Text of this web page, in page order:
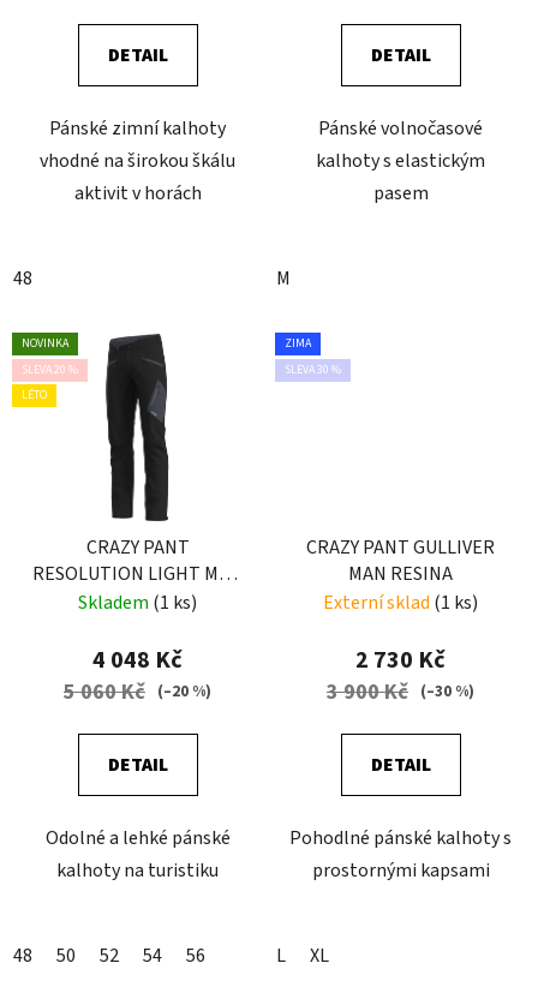
DETAIL
Pánské zimní kalhoty
vhodné na širokou škálu
aktivit v horách
48
DETAIL
Pánské volnočasové
kalhoty s elastickým
pasem
M
NOVINKA
SLEVA 20 %
LÉTO
CRAZY PANT
RESOLUTION LIGHT MAN
BLACK
Skladem (1 ks)
4 048 Kč
5 060 Kč (–20 %)
DETAIL
Odolné a lehké pánské
kalhoty na turistiku
48 50 52 54 56
ZIMA
SLEVA 30 %
CRAZY PANT GULLIVER
MAN RESINA
Externí sklad (1 ks)
2 730 Kč
3 900 Kč (–30 %)
DETAIL
Pohodlné pánské kalhoty s
prostornými kapsami
L XL